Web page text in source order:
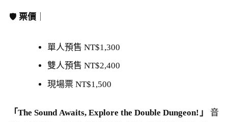
🛡️ 票價
單人預售 NT$1,300
雙人預售 NT$2,400
現場票 NT$1,500
「The Sound Awaits, Explore the Double Dungeon!」
音